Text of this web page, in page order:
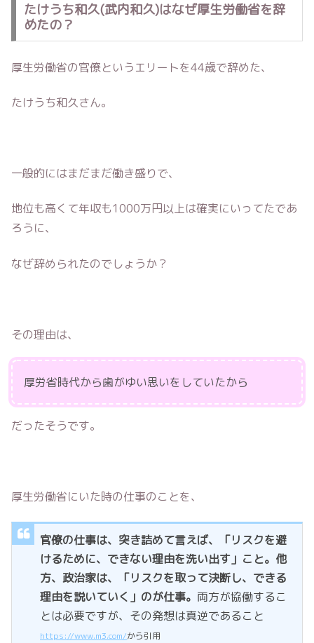
たけうち和久(武内和久)はなぜ厚生労働省を辞
めたの？
厚生労働省の官僚というエリートを44歳で辞めた、
たけうち和久さん。
一般的にはまだまだ働き盛りで、
地位も高くて年収も1000万円以上は確実にいってたであ
ろうに、
なぜ辞められたのでしょうか？
その理由は、
厚労省時代から歯がゆい思いをしていたから
だったそうです。
厚生労働省にいた時の仕事のことを、
官僚の仕事は、突き詰めて言えば、「リスクを避
けるために、できない理由を洗い出す」こと。他
方、政治家は、「リスクを取って決断し、できる
理由を説いていく」のが仕事。 両方が協働するこ
とは必要ですが、その発想は真逆であること
https://www.m3.com/から引用